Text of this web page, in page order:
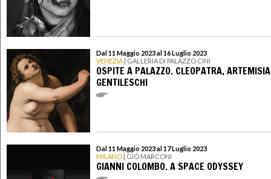
Dal 11 Maggio 2023 al 16 Luglio 2023
VENEZIA | GALLERIA DI PALAZZO CINI
OSPITE A PALAZZO. CLEOPATRA, ARTEMISIA
GENTILESCHI
Dal 11 Maggio 2023 al 17 Luglio 2023
MILANO | GIÓ MARCONI
GIANNI COLOMBO. A SPACE ODYSSEY